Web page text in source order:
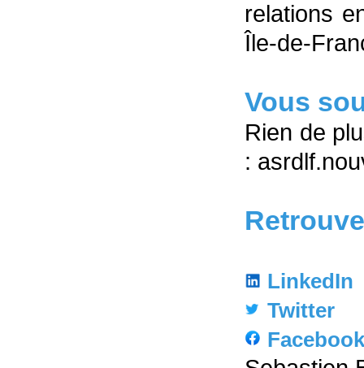
relations
Île-de-
Vous
Rien de
:
LinkedIn
Twitter
Facebook